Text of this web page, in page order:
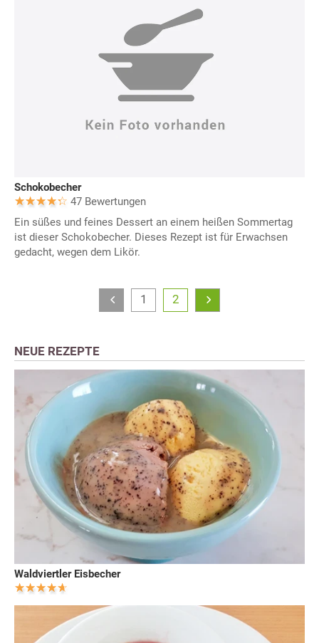
Schokobecher
47 Bewertungen
Ein süßes und feines Dessert an einem heißen Sommertag
ist dieser Schokobecher. Dieses Rezept ist für Erwachsen
gedacht, wegen dem Likör.
1 2
NEUE REZEPTE
Waldviertler Eisbecher